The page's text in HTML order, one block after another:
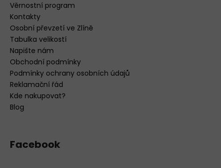
Věrnostní program
Kontakty
Osobní převzetí ve Zlíně
Tabulka velikostí
Napište nám
Obchodní podmínky
Podmínky ochrany osobních údajů
Reklamační řád
Kde nakupovat?
Blog
Facebook